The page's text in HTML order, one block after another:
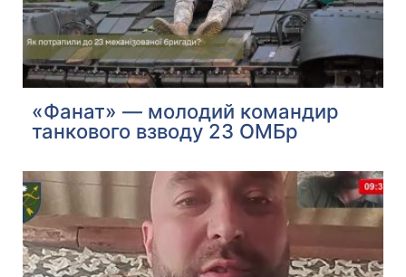
«Фанат» — молодий командир
танкового взводу 23 ОМБр